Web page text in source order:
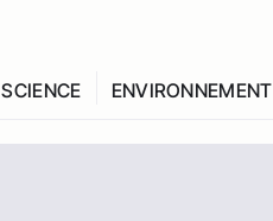
SCIENCE ENVIRONNEMENT